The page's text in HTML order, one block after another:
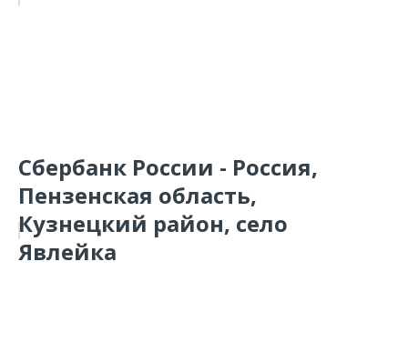
Сбербанк России - Россия,
Пензенская область,
Кузнецкий район, село
Явлейка